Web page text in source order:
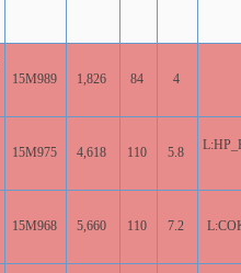
15M989 1,826 84 4
15M975 4,618 110 5.8
15M968 5,660 110 7.2